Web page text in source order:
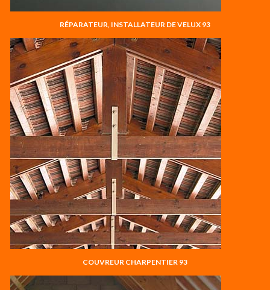
RÉPARATEUR, INSTALLATEUR DE VELUX 93
COUVREUR CHARPENTIER 93